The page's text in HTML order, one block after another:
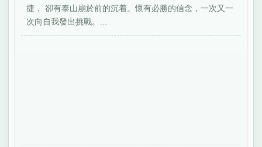
捷， 卻有泰山崩於前的沉着。懷有必勝的信念，一次又一
次向自我發出挑戰。...